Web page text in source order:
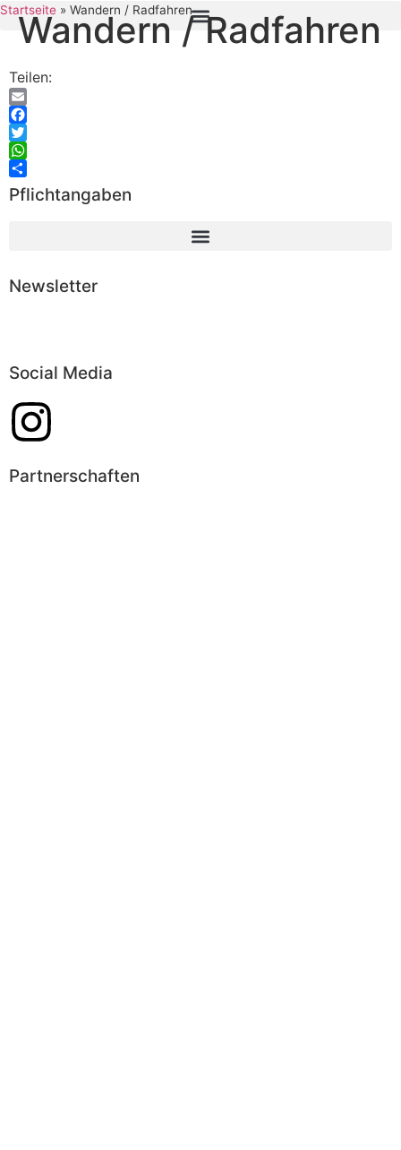
Startseite » Wandern / Radfahren
Wandern / Radfahren
Teilen:
Email
Facebook
Twitter
WhatsApp
Teilen
Pflichtangaben
Newsletter
Social Media
Partnerschaften